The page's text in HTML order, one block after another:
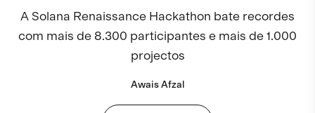
A Solana Renaissance Hackathon bate recordes
com mais de 8.300 participantes e mais de 1.000
projectos
Awais Afzal